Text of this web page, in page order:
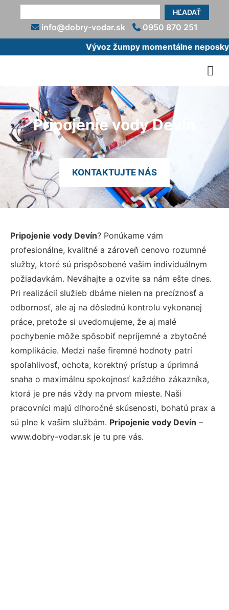
HĽADAŤ
info@dobry-vodar.sk
0950 870 251
Vývoz žumpy momentálne
Pripojenie vody Devín
KONTAKTUJTE NÁS
Pripojenie vody Devín? Ponúkame vám
profesionálne, kvalitné a zároveň cenovo rozumné
služby, ktoré sú prispôsobené vašim individuálnym
požiadavkám. Neváhajte a ozvite sa nám ešte dnes.
Pri realizácií služieb dbáme nielen na precíznosť a
odbornosť, ale aj na dôslednú kontrolu vykonanej
práce, pretože si uvedomujeme, že aj malé
pochybenie môže spôsobiť nepríjemné a zbytočné
komplikácie. Medzi naše firemné hodnoty patrí
spoľahlivosť, ochota, korektný prístup a úprimná
snaha o maximálnu spokojnosť každého zákazníka,
ktorá je pre nás vždy na prvom mieste. Naši
pracovníci majú dlhoročné skúsenosti, bohatú prax a
sú plne k vašim službám. Pripojenie vody Devín –
www.dobry-vodar.sk je tu pre vás.